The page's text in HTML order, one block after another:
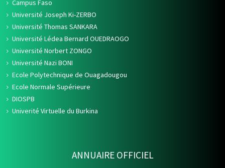
Campus Faso
Université Joseph Ki-ZERBO
Université Thomas SANKARA
Université Lédea Bernard OUEDRAOGO
Université Norbert ZONGO
Université Nazi BONI
Ecole Polytechnique de Ouagadougou
Ecole Normale Supérieure
DIOSPB
Univerité Virtuelle du Burkina
ANNUAIRE OFFICIEL